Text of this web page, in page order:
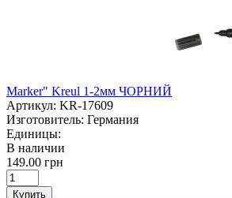
Marker" Kreul 1-2мм ЧОРНИЙ
Артикул: KR-17609
Изготовитель: Германия
Единицы:
В наличии
149.00 грн
Купить